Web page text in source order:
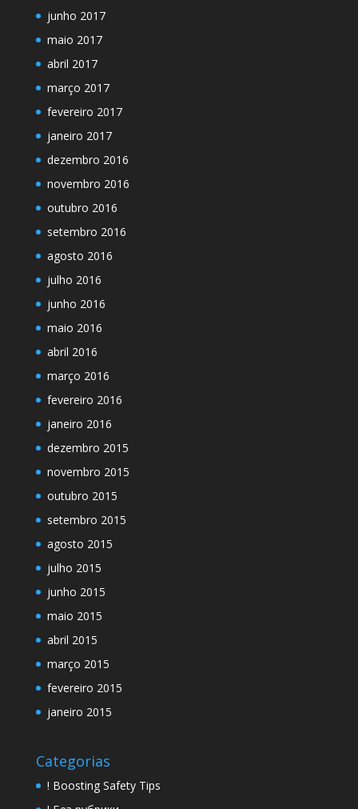
junho 2017
maio 2017
abril 2017
março 2017
fevereiro 2017
janeiro 2017
dezembro 2016
novembro 2016
outubro 2016
setembro 2016
agosto 2016
julho 2016
junho 2016
maio 2016
abril 2016
março 2016
fevereiro 2016
janeiro 2016
dezembro 2015
novembro 2015
outubro 2015
setembro 2015
agosto 2015
julho 2015
junho 2015
maio 2015
abril 2015
março 2015
fevereiro 2015
janeiro 2015
Categorias
! Boosting Safety Tips